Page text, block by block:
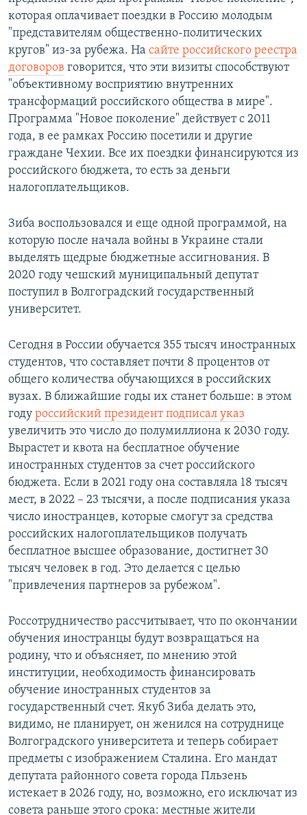
которая оплачивает поездки в Россию молодым
"представителям общественно-политических
кругов" из-за рубежа. На сайте российского реестра
договоров говорится, что эти визиты способствуют
"объективному восприятию внутренних
трансформаций российского общества в мире".
Программа "Новое поколение" действует с 2011
года, в ее рамках Россию посетили и другие
граждане Чехии. Все их поездки финансируются из
российского бюджета, то есть за деньги
налогоплательщиков.
Зиба воспользовался и еще одной программой, на
которую после начала войны в Украине стали
выделять щедрые бюджетные ассигнования. В
2020 году чешский муниципальный депутат
поступил в Волгоградский государственный
университет.
Сегодня в России обучается 355 тысяч иностранных
студентов, что составляет почти 8 процентов от
общего количества обучающихся в российских
вузах. В ближайшие годы их станет больше: в этом
году российский президент подписал указ
увеличить это число до полумиллиона к 2030 году.
Вырастет и квота на бесплатное обучение
иностранных студентов за счет российского
бюджета. Если в 2021 году она составляла 18 тысяч
мест, в 2022 – 23 тысячи, а после подписания указа
число иностранцев, которые смогут за средства
российских налогоплательщиков получать
бесплатное высшее образование, достигнет 30
тысяч человек в год. Это делается с целью
"привлечения партнеров за рубежом".
Россотрудничество рассчитывает, что по окончании
обучения иностранцы будут возвращаться на
родину, что и объясняет, по мнению этой
институции, необходимость финансировать
обучение иностранных студентов за
государственный счет. Якуб Зиба делать это,
видимо, не планирует, он женился на сотруднице
Волгоградского университета и теперь собирает
предметы с изображением Сталина. Его мандат
депутата районного совета города Пльзень
истекает в 2026 году, но, возможно, его исключат из
совета раньше этого срока: местные жители